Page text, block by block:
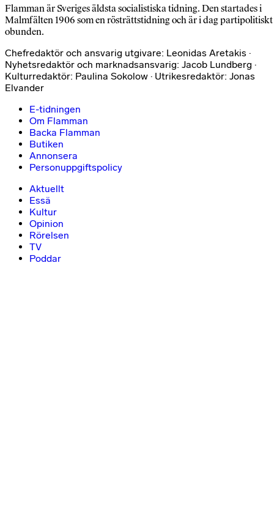
Flamman är Sveriges äldsta socialistiska tidning. Den startades i
Malmfälten 1906 som en rösträttstidning och är i dag partipolitiskt
obunden.
Chefredaktör och ansvarig utgivare: Leonidas Aretakis ·
Nyhetsredaktör och marknadsansvarig: Jacob Lundberg ·
Kulturredaktör: Paulina Sokolow · Utrikesredaktör: Jonas
Elvander
E-tidningen
Om Flamman
Backa Flamman
Butiken
Annonsera
Personuppgiftspolicy
Aktuellt
Essä
Kultur
Opinion
Rörelsen
TV
Poddar